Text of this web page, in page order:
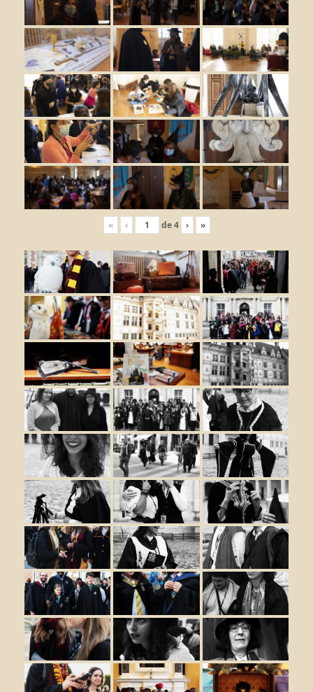
« ‹ de4 › »